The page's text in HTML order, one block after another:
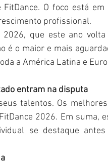
O foco está em
profissional.
2026, que este ano volta
é o maior e mais
a América Latina e
entram na disputa
talentos. Os
2026. Em suma,
se destaque